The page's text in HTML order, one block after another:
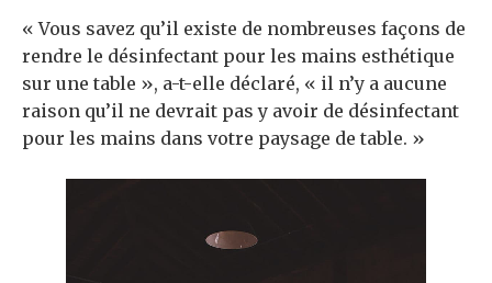
« Vous savez qu’il existe de nombreuses façons de
rendre le désinfectant pour les mains esthétique
sur une table », a-t-elle déclaré, « il n’y a aucune
raison qu’il ne devrait pas y avoir de désinfectant
pour les mains dans votre paysage de table. »